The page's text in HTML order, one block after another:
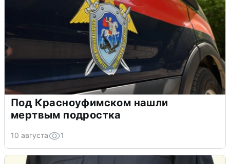
Под Красноуфимском нашли
мертвым подростка
10 августа 1